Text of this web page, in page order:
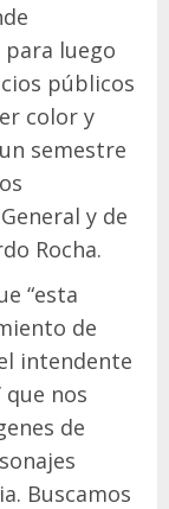
para luego
públicos
color y
semestre
y de
Rocha.
“esta
de
intendente
que nos
de
Buscamos